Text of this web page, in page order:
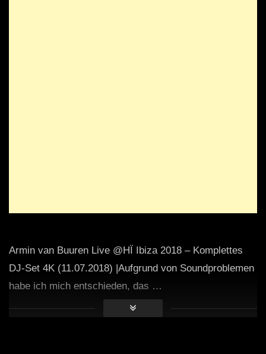
Armin van Buuren Live @HÏ Ibiza 2018 – Komplettes
DJ-Set 4K (11.07.2018) |Aufgrund von Soundproblemen
habe ich mich entschieden, das …